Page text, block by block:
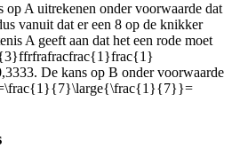
A uitrekenen onder voorwaarde dat
vanuit dat er een 8 op de knikker
A geeft aan dat het een rode moet
De kans op B onder voorwaarde
\frac{1}{7}\large{\frac{1}{7}}=